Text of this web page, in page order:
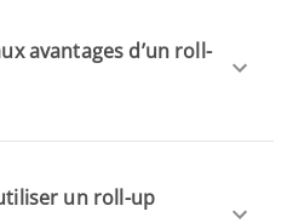
avantages d’un roll-
un roll-up